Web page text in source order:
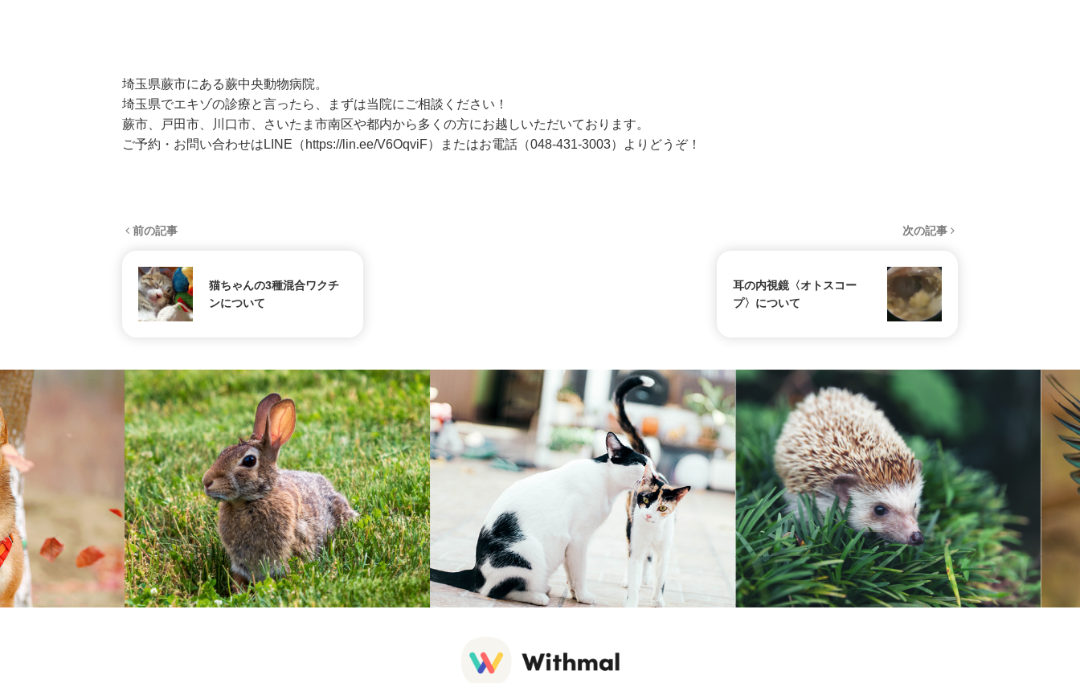
埼玉県蕨市にある蕨中央動物病院。
埼玉県でエキゾの診療と言ったら、まずは当院にご相談ください！
蕨市、戸田市、川口市、さいたま市南区や都内から多くの方にお越しいただいております。
ご予約・お問い合わせはLINE（ https://lin.ee/V6OqviF）またはお電話（048-431-3003）よりどうぞ！
前の記事
猫ちゃんの3種混合ワクチ
ンについて
次の記事
耳の内視鏡〈オトスコー
プ〉について